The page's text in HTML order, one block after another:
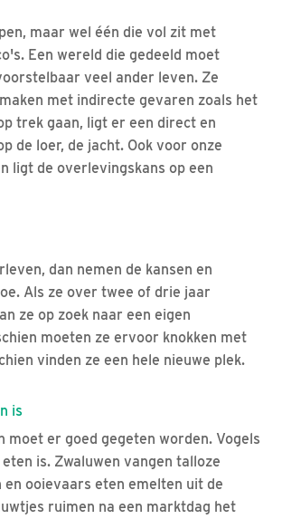
maar wel één die vol zit met
Een wereld die gedeeld moet
veel ander leven. Ze
met indirecte gevaren zoals het
trek gaan, ligt er een direct en
de loer, de jacht. Ook voor onze
ligt de overlevingskans op een
dan nemen de kansen en
Als ze over twee of drie jaar
ze op zoek naar een eigen
moeten ze ervoor knokken met
vinden ze een hele nieuwe plek.
is
moet er goed gegeten worden. Vogels
is. Zwaluwen vangen talloze
en ooievaars eten emelten uit de
ruimen na een marktdag het